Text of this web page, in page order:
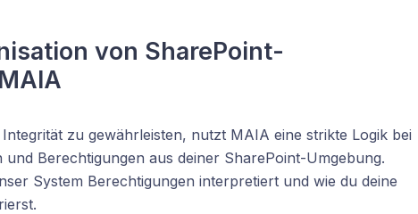
von SharePoint-
zu gewährleisten, nutzt MAIA eine strikte Logik bei
Berechtigungen aus deiner SharePoint-Umgebung.
System Berechtigungen interpretiert und wie du deine